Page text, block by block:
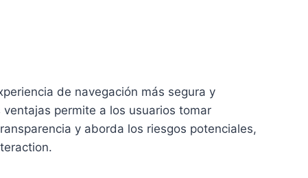
de navegación más segura y
permite a los usuarios tomar
y aborda los riesgos potenciales,